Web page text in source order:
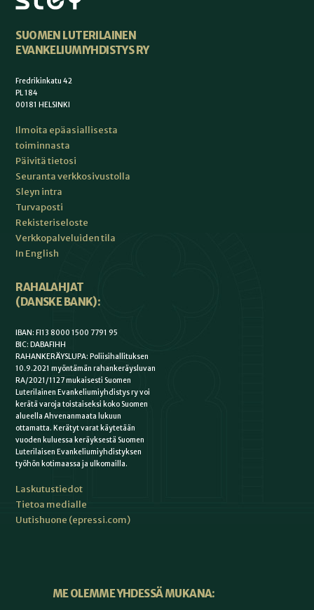
SUOMEN LUTERILAINEN
EVANKELIUMIYHDISTYS RY
Fredrikinkatu 42
PL 184
00181 HELSINKI
Ilmoita epäasiallisesta
toiminnasta
Päivitä tietosi
Seuranta verkkosivustolla
Sleyn intra
Turvaposti
Rekisteriseloste
Verkkopalveluiden tila
In English
RAHALAHJAT
(DANSKE BANK):
IBAN: FI13 8000 1500 7791 95
BIC: DABAFIHH
RAHANKERÄYSLUPA: Poliisihallituksen
10.9.2021 myöntämän rahankeräysluvan
RA/2021/1127 mukaisesti Suomen
Luterilainen Evankeliumiyhdistys ry voi
kerätä varoja toistaiseksi koko Suomen
alueella Ahvenanmaata lukuun
ottamatta. Kerätyt varat käytetään
vuoden kuluessa keräyksestä Suomen
Luterilaisen Evankeliumiyhdistyksen
työhön kotimaassa ja ulkomailla.
Laskutustiedot
Tietoa medialle
Uutishuone (epressi.com)
ME OLEMME YHDESSÄ MUKANA: